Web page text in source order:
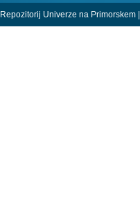
Repozitorij Univerze na Primorskem |